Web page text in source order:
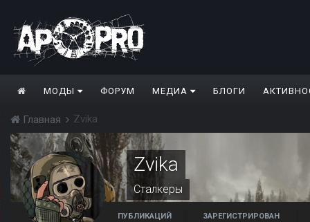
МОДЫ ФОРУМ МЕДИА БЛОГИ
Главная Zvika
Zvika
Сталкеры
ПУБЛИКАЦИЙ ЗАРЕГИСТРИРОВАН